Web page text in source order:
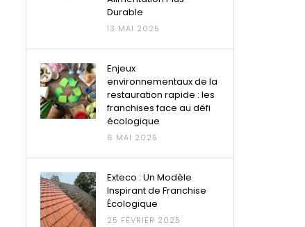
Durable
13 MAI 2025
Enjeux
environnementaux de la
restauration rapide : les
franchises face au défi
écologique
6 MAI 2025
Exteco : Un Modèle
Inspirant de Franchise
Écologique
25 FÉVRIER 2025